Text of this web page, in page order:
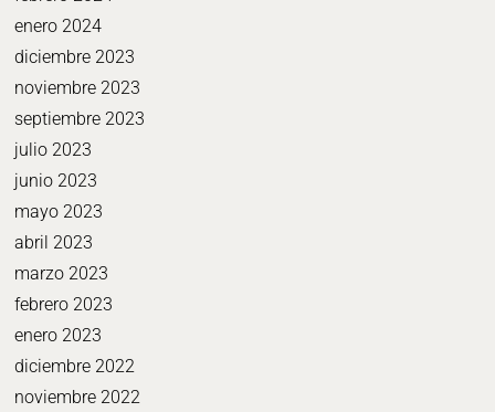
enero 2024
diciembre 2023
noviembre 2023
septiembre 2023
julio 2023
junio 2023
mayo 2023
abril 2023
marzo 2023
febrero 2023
enero 2023
diciembre 2022
noviembre 2022